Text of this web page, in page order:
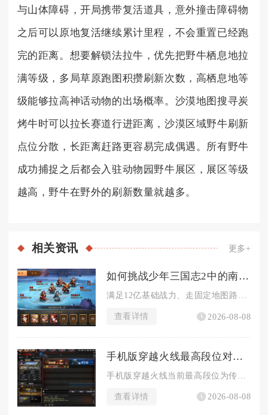
与山体障碍，开局携带复活道具，意外撞击障碍物
之后可以原地复活继续累计里程，不会重置已经跑
完的距离。想要解锁法拉牛，优先把野牛栖息地拉
满等级，多局草原跑图积攒刷新次数，高栖息地等
级能够拉高神话动物的出场概率。沙漠地图搜寻炭
烤牛时可以拉长赛道行进距离，沙漠区域野牛刷新
点位分散，长距离赶路更容易完成偶遇。所有野牛
成功捕捉之后都会入驻动物园野牛展区，展区等级
越高，野牛在野外的刷新数量就越多。
相关资讯 更多+
如何挑战少年三国志2中的南华老仙
满足12亿基础战力、走固定地图路线搭配续航减伤临时词条、选用...
查看详情 2026-08-08
手机版穿越火线最高段位对战战绩要求如何
查看详情 2026-08-08